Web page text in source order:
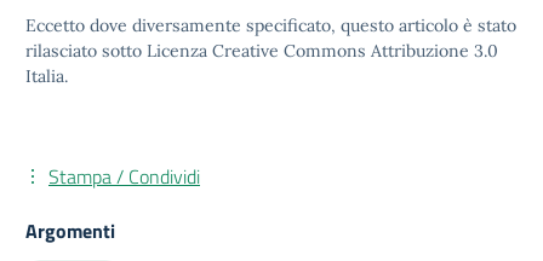
Eccetto dove diversamente specificato, questo articolo è stato
rilasciato sotto Licenza Creative Commons Attribuzione 3.0
Italia.
Stampa / Condividi
Argomenti